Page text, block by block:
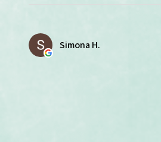
Simona H.